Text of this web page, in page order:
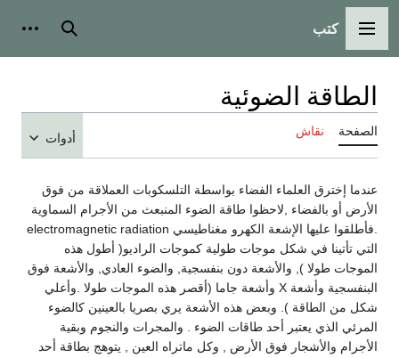
القائمة الرئيسية
كتب بحث
الطاقة الضوئية
الصفحة نقاش أدوات
عندما إخترق العلماء الفضاء بواسطة التلسكوبات العملاقة من فوق
الأرض أو بالفضاء ,لاحظوا طاقة الضوء المنبعث من الأجرام السماوية
.فأطلقوا عليها الإشعة الكهرو مغناطيسي electromagnetic radiation
التي تأتينا في شكل موجات طولية كموجات الراديو( أطول هذه
الموجات طولا ), والأشعة دون بنفسجية, والضوء العادي, والأشعة فوق
البنفسجية وأشعة X وأشعة جاما (أقصر هذه الموجات طولا .وأعلي
شكل من الطاقة ). وبعض هذه الأشعة يري بصريا بالعينين كالضوء
المرئي الذي يعتبر أحد طاقات الضوء . والمجرات والنجوم وبقية
الأجرام والأشجار فوق الأرض , وكل ماتراه العين , يتوهج بطاقة أحد